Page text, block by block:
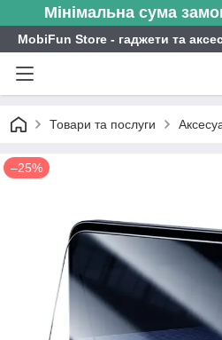
Мінімальна сума
MobiFun Store - гаджети та
Товари та послуги
–25%